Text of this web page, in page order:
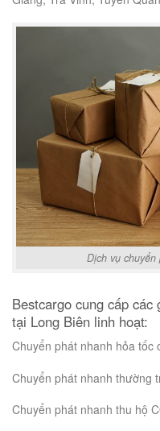
Dịch vụ
Bestcargo cung cấp
tại Long Biên linh hoạt:
Chuyển phát nhanh hỏa tốc
Chuyển phát nhanh thường
Chuyển phát nhanh thu hộ